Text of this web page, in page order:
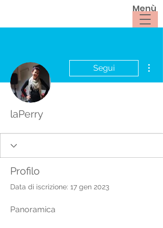
Menù
Segui
laPerry
Profilo
Data di iscrizione: 17 gen 2023
Panoramica